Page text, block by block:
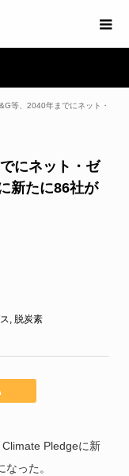
等、2040年までにネット・
にネット・ゼ
新たに86社が
, 脱炭素
Pledgeに新
った。